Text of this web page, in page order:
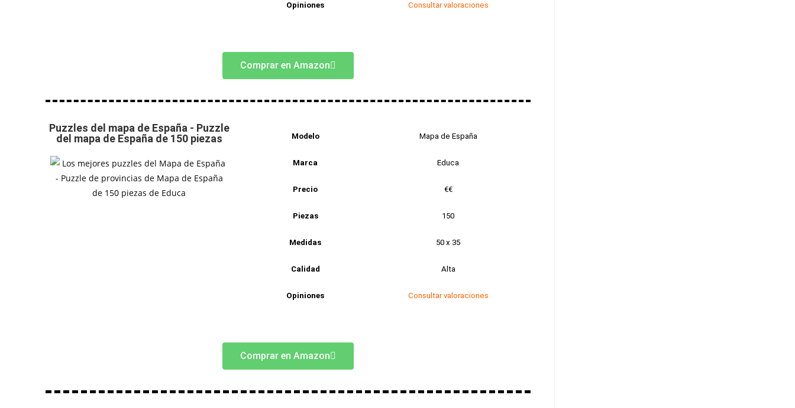
Opiniones Consultar valoraciones
Comprar en Amazon
Puzzles del mapa de España - Puzzle
del mapa de España de 150 piezas
Modelo Mapa de España
Marca Educa
Precio €€
Piezas 150
Medidas 50 x 35
Calidad Alta
Opiniones Consultar valoraciones
Comprar en Amazon